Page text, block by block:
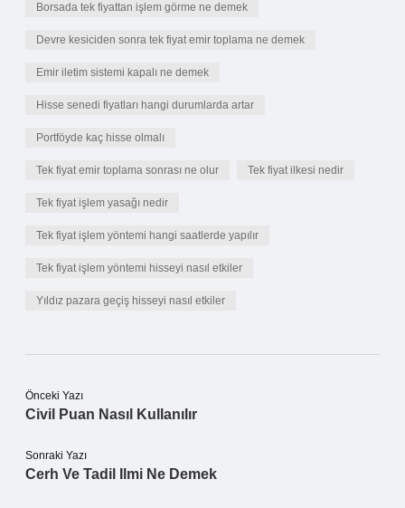
Borsada tek fiyattan işlem görme ne demek
Devre kesiciden sonra tek fiyat emir toplama ne demek
Emir iletim sistemi kapalı ne demek
Hisse senedi fiyatları hangi durumlarda artar
Portföyde kaç hisse olmalı
Tek fiyat emir toplama sonrası ne olur Tek fiyat ilkesi nedir
Tek fiyat işlem yasağı nedir
Tek fiyat işlem yöntemi hangi saatlerde yapılır
Tek fiyat işlem yöntemi hisseyi nasıl etkiler
Yıldız pazara geçiş hisseyi nasıl etkiler
Önceki Yazı
Civil Puan Nasıl Kullanılır
Sonraki Yazı
Cerh Ve Tadil Ilmi Ne Demek